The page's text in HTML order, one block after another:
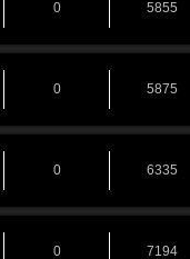
0 5855
0 5875
0 6335
0 7194